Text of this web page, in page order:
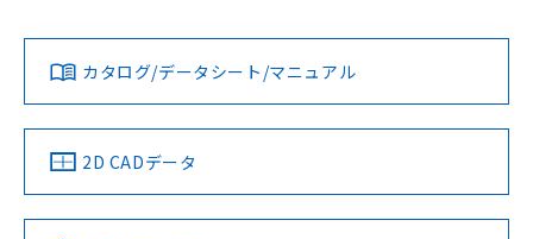
ダウンロードデータをご利用いただく前に、以下を必ずお読
みください。
ソフトウェアの使用条件
対応済み
中国 RoHS 注意事項・凡例
カタログ/データシート/マニュアル
2D CADデータ